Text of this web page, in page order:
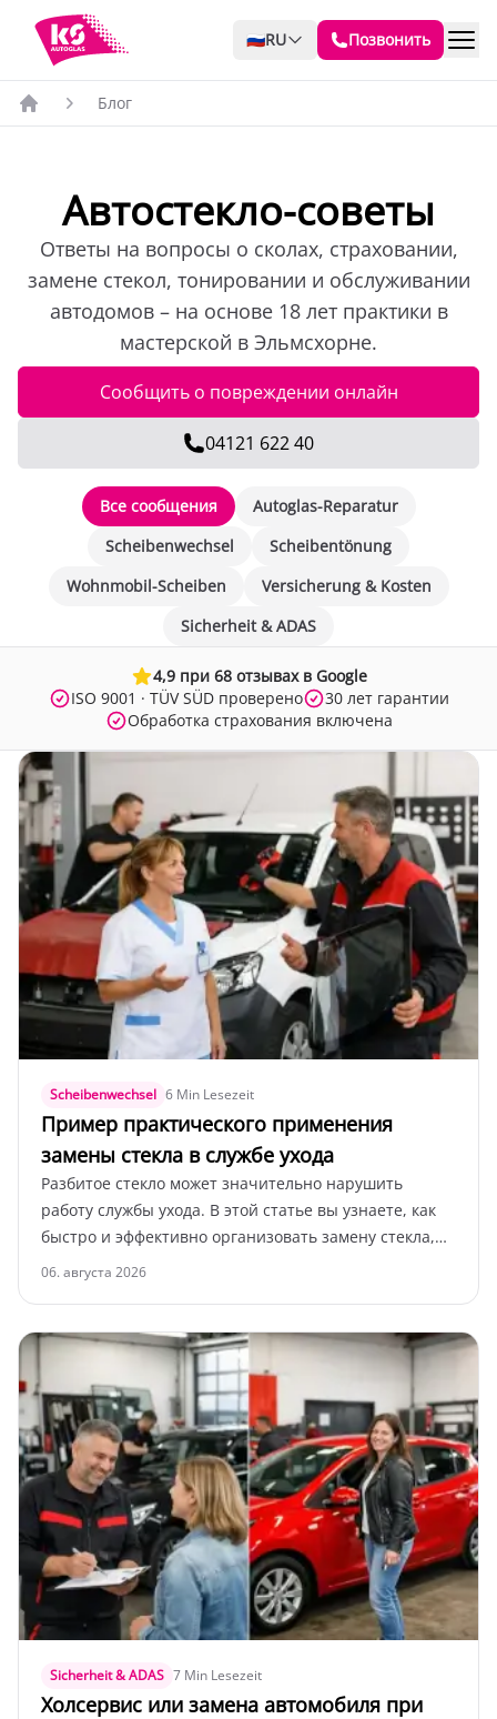
🇷🇺RU Позвонить
Блог
Автостекло-советы
Ответы на вопросы о сколах, страховании,
замене стекол, тонировании и обслуживании
автодомов – на основе 18 лет практики в
мастерской в Эльмсхорне.
Сообщить о повреждении онлайн
04121 622 40
Все сообщения
Autoglas-Reparatur
Scheibenwechsel
Scheibentönung
Wohnmobil-Scheiben
Versicherung & Kosten
Sicherheit & ADAS
4,9 при 68 отзывах в Google
ISO 9001 · TÜV SÜD проверено
30 лет гарантии
Обработка страхования включена
Scheibenwechsel 6 Min Lesezeit
Пример практического применения
замены стекла в службе ухода
Разбитое стекло может значительно нарушить
работу службы ухода. В этой статье вы узнаете, как
быстро и эффективно организовать замену стекла,
чтобы обеспечить мобильность сотрудников по
06. августа 2026
Sicherheit & ADAS 7 Min Lesezeit
Холсервис или замена автомобиля при